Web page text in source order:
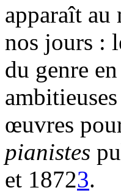
apparaît
nos jours :
du genre
œuvres
pianistes
et 18723.